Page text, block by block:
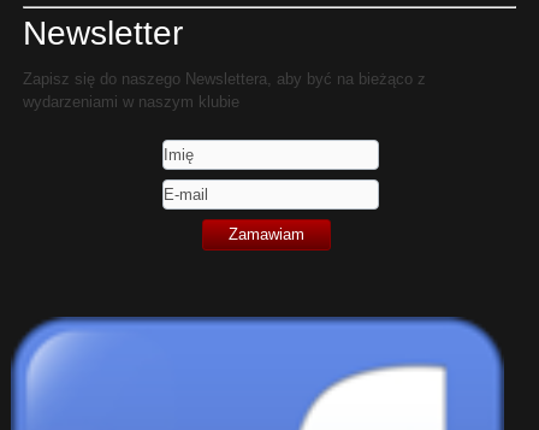
Newsletter
Zapisz się do naszego Newslettera, aby być na bieżąco z
wydarzeniami w naszym klubie